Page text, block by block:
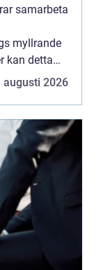
samarbeta
myllrande
kan detta
augusti 2026